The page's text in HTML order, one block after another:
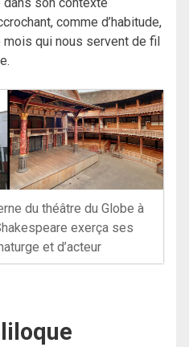
comme d’habitude,
mois qui nous servent de fil
du théâtre du Globe à
exerça ses
et d’acteur